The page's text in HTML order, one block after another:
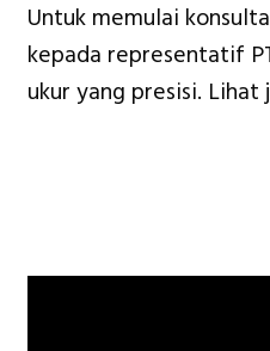
Untuk memulai
kepada representatif
ukur yang presisi. Lihat